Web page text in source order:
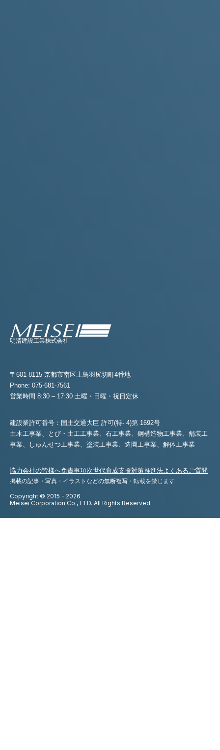
明清建設工業株式会社
〒601-8115 京都市南区上鳥羽尻切町4番地
Phone: 075-681-7561
営業時間 8:30 – 17:30 土曜・日曜・祝日定休
建設業許可番号：国土交通大臣 許可(特- 4)第 1692号
土木工事業、とび・土工工事業、石工事業、鋼構造物工事業、舗装工
事業、
しゅんせつ工事業、塗装工事業、造園工事業、解体工事業
協力会社の皆様へ免責事項次世代育成支援対策推進法よくあるご質問
掲載の記事・写真・イラストなどの無断複写・転載を禁じます
Copyright © 2015 - 2026
Meisei Corporation Co., LTD. All Rights Reserved.